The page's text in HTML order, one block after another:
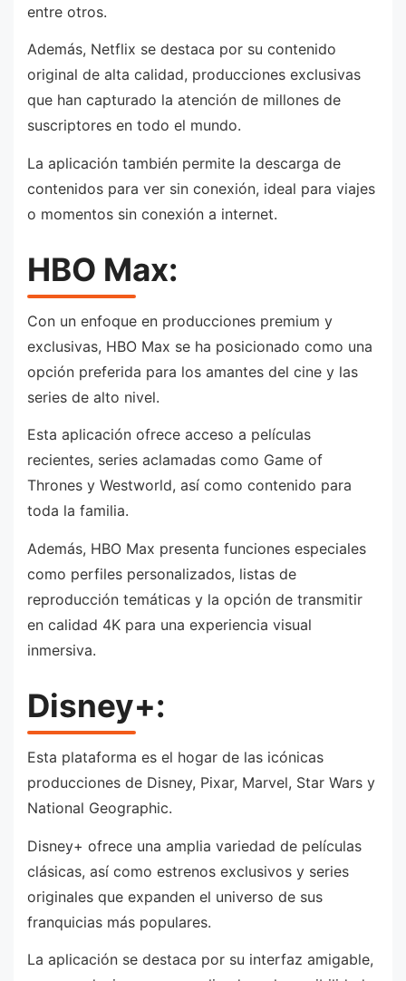
entre otros.
Además, Netflix se destaca por su contenido
original de alta calidad, producciones exclusivas
que han capturado la atención de millones de
suscriptores en todo el mundo.
La aplicación también permite la descarga de
contenidos para ver sin conexión, ideal para viajes
o momentos sin conexión a internet.
HBO Max:
Con un enfoque en producciones premium y
exclusivas, HBO Max se ha posicionado como una
opción preferida para los amantes del cine y las
series de alto nivel.
Esta aplicación ofrece acceso a películas
recientes, series aclamadas como Game of
Thrones y Westworld, así como contenido para
toda la familia.
Además, HBO Max presenta funciones especiales
como perfiles personalizados, listas de
reproducción temáticas y la opción de transmitir
en calidad 4K para una experiencia visual
inmersiva.
Disney+:
Esta plataforma es el hogar de las icónicas
producciones de Disney, Pixar, Marvel, Star Wars y
National Geographic.
Disney+ ofrece una amplia variedad de películas
clásicas, así como estrenos exclusivos y series
originales que expanden el universo de sus
franquicias más populares.
La aplicación se destaca por su interfaz amigable,